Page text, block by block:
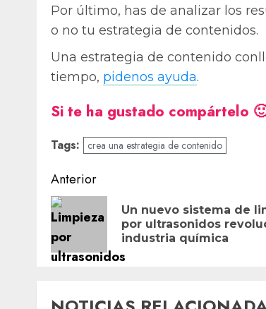
Por último, has de analizar los
o no tu estrategia de contenidos.
Una estrategia de contenido
tiempo, pidenos ayuda.
Si te ha gustado compártelo
Tags: crea una estrategia de contenido
Navegación
de
entradas
Anterior
Un nuevo sistema de
por ultrasonidos
industria química